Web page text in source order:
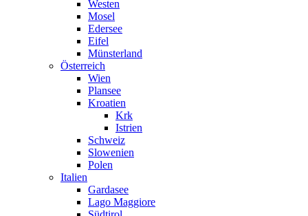
Westen
Mosel
Edersee
Eifel
Münsterland
Österreich
Wien
Plansee
Kroatien
Krk
Istrien
Schweiz
Slowenien
Polen
Italien
Gardasee
Lago Maggiore